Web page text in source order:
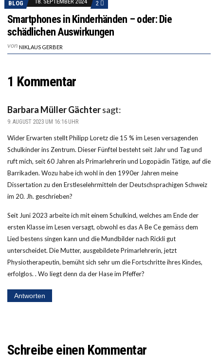
BLOG 2
Smartphones in Kinderhänden – oder: Die
schädlichen Auswirkungen
von NIKLAUS GERBER
1 Kommentar
Barbara Müller Gächtersagt:
9. AUGUST 2023 UM 16:16 UHR
Wider Erwarten stellt Philipp Loretz die 15 % im Lesen versagenden
Schulkinder ins Zentrum. Dieser Fünftel besteht seit Jahr und Tag und
ruft mich, seit 60 Jahren als Primarlehrerin und Logopädin Tätige, auf die
Barrikaden. Wozu habe ich wohl in den 1990er Jahren meine
Dissertation zu den Erstleselehrmitteln der Deutschsprachigen Schweiz
im 20. Jh. geschrieben?
Seit Juni 2023 arbeite ich mit einem Schulkind, welches am Ende der
ersten Klasse im Lesen versagt, obwohl es das A Be Ce gemäss dem
Lied bestens singen kann und die Mundbilder nach Rickli gut
unterscheidet. Die Mutter, ausgebildete Primarlehrerin, jetzt
Physiotherapeutin, bemüht sich sehr um die Fortschritte ihres Kindes,
erfolglos. . Wo liegt denn da der Hase im Pfeffer?
Antworten
Schreibe einen Kommentar